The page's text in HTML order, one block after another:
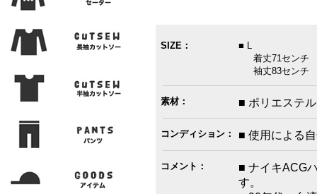
SIZE：
■ L
着丈71センチ
袖丈83センチ
素材： ■ ポリエステル
コンディション： ■ 使用による
コメント：
■ ナイキACG
す。